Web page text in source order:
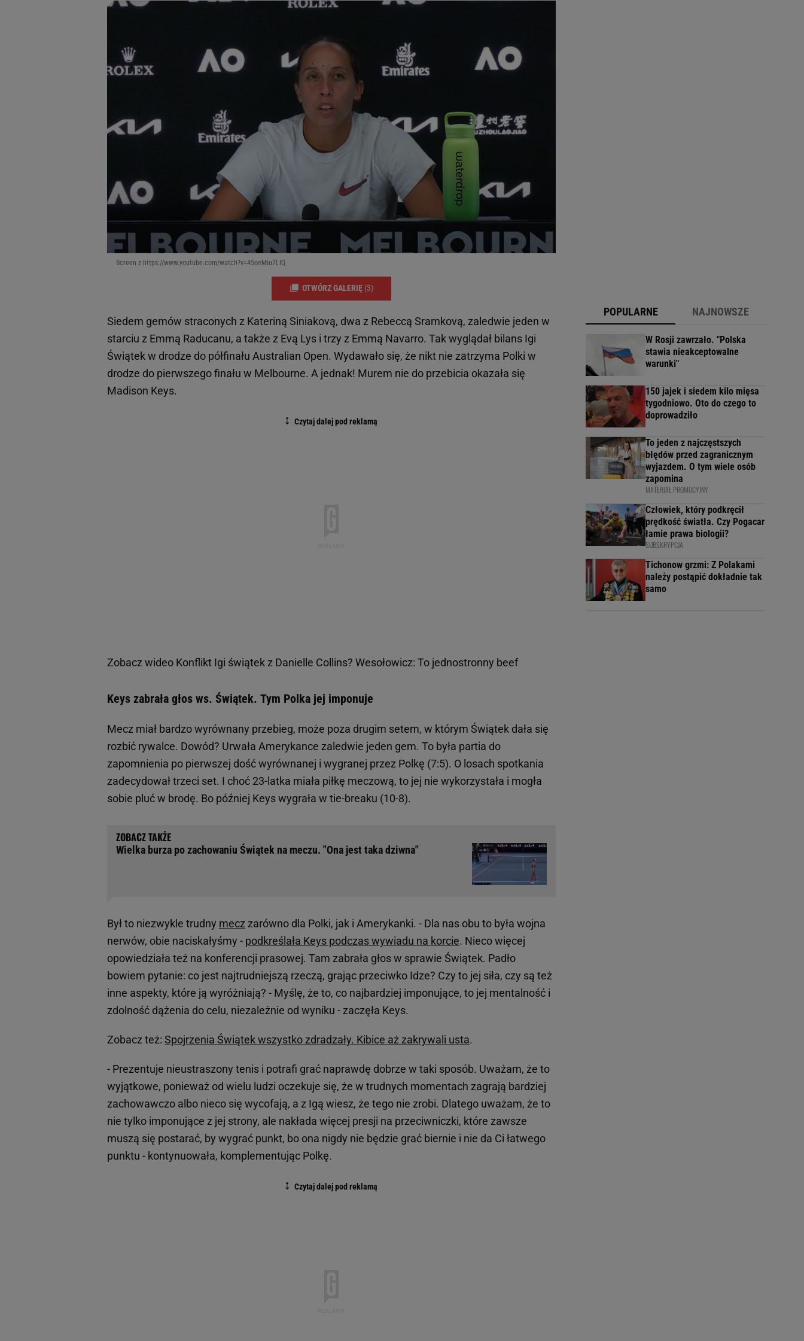
Screen z https://www.youtube.com/watch?v=45oeMiu7LIQ
OTWÓRZ GALERIĘ (3)
Siedem gemów straconych z Kateriną Siniakovą, dwa z Rebeccą Sramkovą, zaledwie jeden w
starciu z Emmą Raducanu, a także z Evą Lys i trzy z Emmą Navarro. Tak wyglądał bilans Igi
Świątek w drodze do półfinału Australian Open. Wydawało się, że nikt nie zatrzyma Polki w
drodze do pierwszego finału w Melbourne. A jednak! Murem nie do przebicia okazała się
Madison Keys.
Zobacz wideo Konflikt Igi świątek z Danielle Collins? Wesołowicz: To jednostronny beef
Keys zabrała głos ws. Świątek. Tym Polka jej imponuje
Mecz miał bardzo wyrównany przebieg, może poza drugim setem, w którym Świątek dała się
rozbić rywalce. Dowód? Urwała Amerykance zaledwie jeden gem. To była partia do
zapomnienia po pierwszej dość wyrównanej i wygranej przez Polkę (7:5). O losach spotkania
zadecydował trzeci set. I choć 23-latka miała piłkę meczową, to jej nie wykorzystała i mogła
sobie pluć w brodę. Bo później Keys wygrała w tie-breaku (10-8).
Wielka burza po zachowaniu Świątek na meczu. "Ona jest taka dziwna"
Był to niezwykle trudny mecz zarówno dla Polki, jak i Amerykanki. - Dla nas obu to była wojna
nerwów, obie naciskałyśmy - podkreślała Keys podczas wywiadu na korcie. Nieco więcej
opowiedziała też na konferencji prasowej. Tam zabrała głos w sprawie Świątek. Padło
bowiem pytanie: co jest najtrudniejszą rzeczą, grając przeciwko Idze? Czy to jej siła, czy są też
inne aspekty, które ją wyróżniają? - Myślę, że to, co najbardziej imponujące, to jej mentalność i
zdolność dążenia do celu, niezależnie od wyniku - zaczęła Keys.
Zobacz też: Spojrzenia Świątek wszystko zdradzały. Kibice aż zakrywali usta.
- Prezentuje nieustraszony tenis i potrafi grać naprawdę dobrze w taki sposób. Uważam, że to
wyjątkowe, ponieważ od wielu ludzi oczekuje się, że w trudnych momentach zagrają bardziej
zachowawczo albo nieco się wycofają, a z Igą wiesz, że tego nie zrobi. Dlatego uważam, że to
nie tylko imponujące z jej strony, ale nakłada więcej presji na przeciwniczki, które zawsze
muszą się postarać, by wygrać punkt, bo ona nigdy nie będzie grać biernie i nie da Ci łatwego
punktu - kontynuowała, komplementując Polkę.
POPULARNE NAJNOWSZE
W Rosji zawrzało. "Polska
stawia nieakceptowalne
warunki"
150 jajek i siedem kilo mięsa
tygodniowo. Oto do czego to
doprowadziło
To jeden z najczęstszych
błędów przed zagranicznym
wyjazdem. O tym wiele osób
zapomina
MATERIAŁ PROMOCYJNY
Człowiek, który podkręcił
prędkość światła. Czy Pogacar
łamie prawa biologii?
SUBSKRYPCJA
Tichonow grzmi: Z Polakami
należy postąpić dokładnie tak
samo